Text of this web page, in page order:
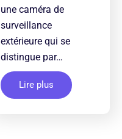
une caméra de
surveillance
extérieure qui se
distingue par…
Lire plus